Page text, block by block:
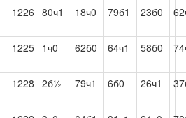
1226 80ч1 18ч0 79б1 23б0
1225 1ч0 62б0 64ч1 58б0
1228 2б½ 79ч1 6б0 26ч1